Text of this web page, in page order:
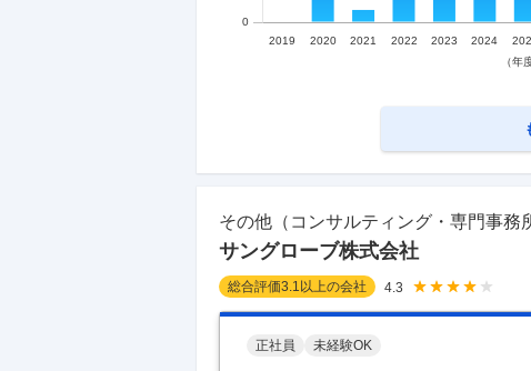
その他（コンサルティング・専門事務
サングローブ株式会社
総合評価3.1 以上の会社 4.3
正社員 未経験OK